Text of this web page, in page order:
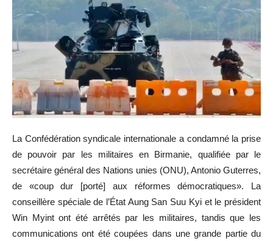
La Confédération syndicale internationale a condamné la prise
de pouvoir par les militaires en Birmanie, qualifiée par le
secrétaire général des Nations unies (ONU), Antonio Guterres,
de «coup dur [porté] aux réformes démocratiques». La
conseillère spéciale de l’État Aung San Suu Kyi et le président
Win Myint ont été arrêtés par les militaires, tandis que les
communications ont été coupées dans une grande partie du